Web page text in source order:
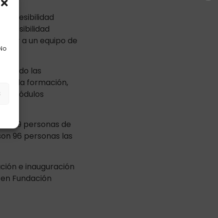
accesibilidad
a un equipo de
sido las
la formación,
módulos
39 personas de
96 personas las
e inauguración
Fundación